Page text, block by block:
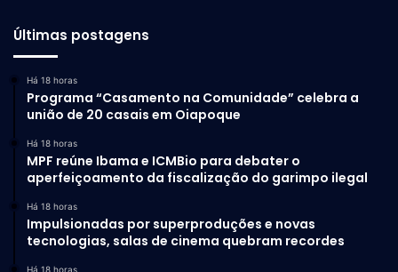
Últimas postagens
Há 18 horas
Programa “Casamento na Comunidade” celebra a
união de 20 casais em Oiapoque
Há 18 horas
MPF reúne Ibama e ICMBio para debater o
aperfeiçoamento da fiscalização do garimpo ilegal
Há 18 horas
Impulsionadas por superproduções e novas
tecnologias, salas de cinema quebram recordes
Há 18 horas